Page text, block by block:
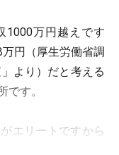
1000万円越えです
円（厚生労働省調
より）だと考える
です。
エリートですから